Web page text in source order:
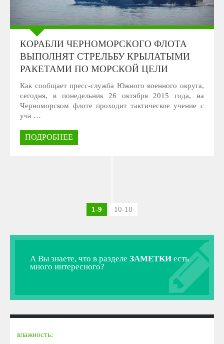
КОРАБЛИ ЧЕРНОМОРСКОГО ФЛОТА
ВЫПОЛНЯТ СТРЕЛЬБУ КРЫЛАТЫМИ
РАКЕТАМИ ПО МОРСКОЙ ЦЕЛИ
Как сообщает пресс-служба Южного военного округа,
сегодня, в понедельник 26 октября 2015 года, на
Черноморском флоте проходит тактическое учение с
уча …
ПОДРОБНЕЕ
1-9 10-18
А Вы знаете, что в разделе ЗАМЕТКИ есть
много интересного?
влажность: